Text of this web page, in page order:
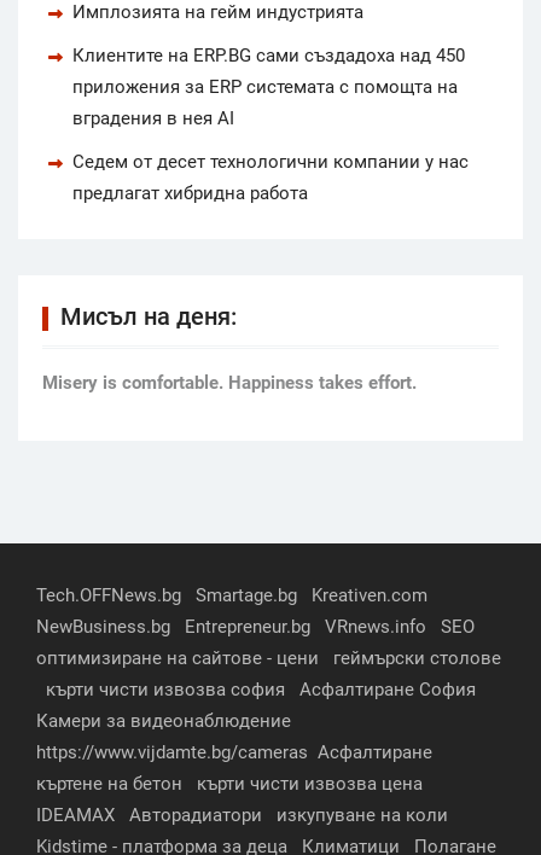
Имплозията на гейм индустрията
Клиентите на ERP.BG сами създадоха над 450
приложения за ERP системата с помощта на
вградения в нея AI
Седем от десет технологични компании у нас
предлагат хибридна работа
Мисъл на деня:
Мisery is comfortable. Happiness takes effort.
Tech.OFFNews.bg Smartage.bg
Kreativen.com
NewBusiness.bg
Entrepreneur.bg VRnews.info
SEO
оптимизиране на сайтове - цени
геймърски столове
кърти чисти извозва софия
Асфалтиране София
Камери за видеонаблюдение
https://www.vijdamte.bg/cameras Асфалтиране
къртене на бетон
кърти чисти извозва цена
IDEAMAX
Авторадиатори
изкупуване на коли
Kidstime - платформа за деца
Климатици Полагане